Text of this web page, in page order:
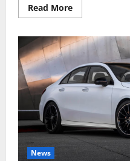
Read MoreRead
more
होते
ही
टूटा
रिकॉर्ड:
सिर्फ
34
मिनट
मिले
15,000
ऑर्डर,
पहले
हफ्ते
News